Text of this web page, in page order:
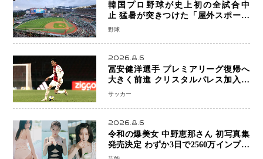
韓国プロ野球が史上初の全試合中
止 猛暑が突きつけた「屋外スポーツ
の限界」 日本発のドーム型施設時代
野球
2026.8.6
冨安健洋選手 プレミアリーグ復帰へ
大きく前進 クリスタルパレス加入目
前 メディカルチェックも通過
サッカー
2026.8.6
令和の爆美女 中野恵那さん 初写真集
発売決定 わずか3日で2560万インプレ
ッションを記録した話題の美貌を凝縮